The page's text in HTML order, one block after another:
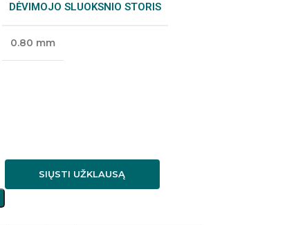
DĖVIMOJO SLUOKSNIO STORIS
0.80 mm
SIŲSTI UŽKLAUSĄ